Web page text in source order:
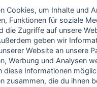
Verarbeitung meiner Daten,
der fitnessmarkt.de
zu und bestätige, dass ich
Cookies, um Inhalte und
Funktionen für soziale
die Zugriffe auf unsere
geben wir
Website an unsere
Werbung und Analysen
diese Informationen
zusammen, die du ihnen